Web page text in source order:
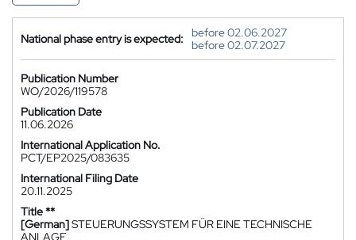
National phase entry is expected:
before 02.06.2027
before 02.07.2027
Publication Number
WO/2026/119578
Publication Date
11.06.2026
International Application No.
PCT/EP2025/083635
International Filing Date
20.11.2025
Title **
[German]STEUERUNGSSYSTEM FÜR EINE TECHNISCHE
ANLAGE